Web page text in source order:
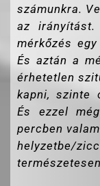
számunkra.
az
mérkőzés
És aztán a
érhetetlen
kapni, szinte
És ezzel
percben
helyzetbe/